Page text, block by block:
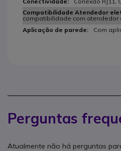
compatibilidade com atendedor
Com
Perguntas
Atualmente não há perguntas